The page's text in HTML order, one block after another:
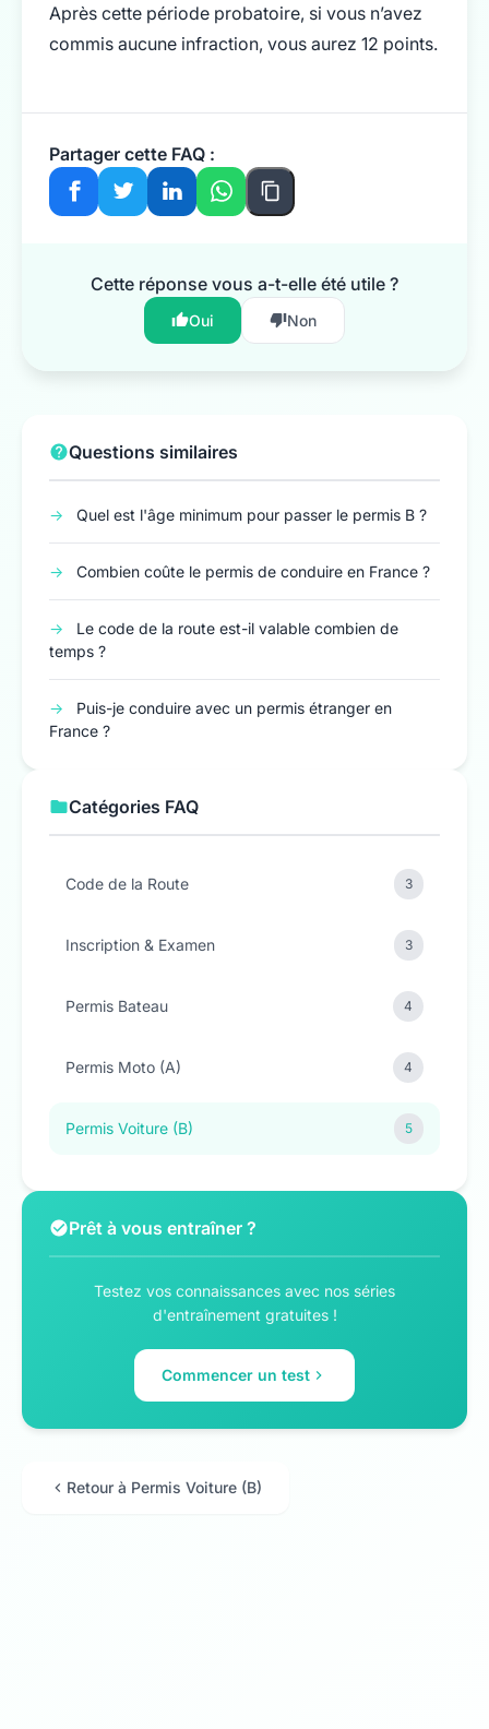
Après cette période probatoire, si vous n’avez
commis aucune infraction, vous aurez 12 points.
Partager cette FAQ :
Cette réponse vous a-t-elle été utile ?
Oui Non
Questions similaires
→ Quel est l'âge minimum pour passer le permis B ?
→ Combien coûte le permis de conduire en France ?
→
Le code de la route est-il valable combien de
temps ?
→
Puis-je conduire avec un permis étranger en
France ?
Catégories FAQ
Code de la Route 3
Inscription & Examen 3
Permis Bateau 4
Permis Moto (A) 4
Permis Voiture (B) 5
Prêt à vous entraîner ?
Testez vos connaissances avec nos séries
d'entraînement gratuites !
Commencer un test
Retour à Permis Voiture (B)